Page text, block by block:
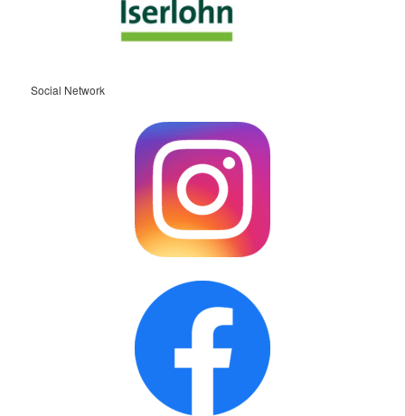
Social Network